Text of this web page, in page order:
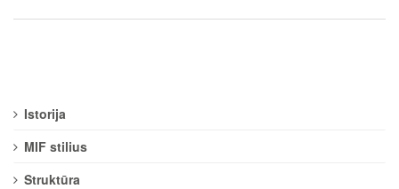
Istorija
MIF stilius
Struktūra